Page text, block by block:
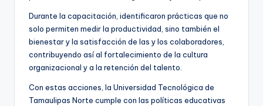
Durante la capacitación, identificaron prácticas que no
solo permiten medir la productividad, sino también el
bienestar y la satisfacción de las y los colaboradores,
contribuyendo así al fortalecimiento de la cultura
organizacional y a la retención del talento.
Con estas acciones, la Universidad Tecnológica de
Tamaulipas Norte cumple con las políticas educativas